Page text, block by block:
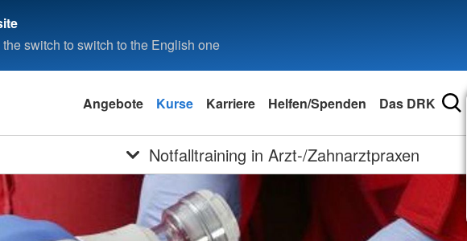
switch to switch to the English one
Angebote Kurse Karriere Helfen/Spenden Das DRK
Notfalltraining in Arzt-/Zahnarztpraxen